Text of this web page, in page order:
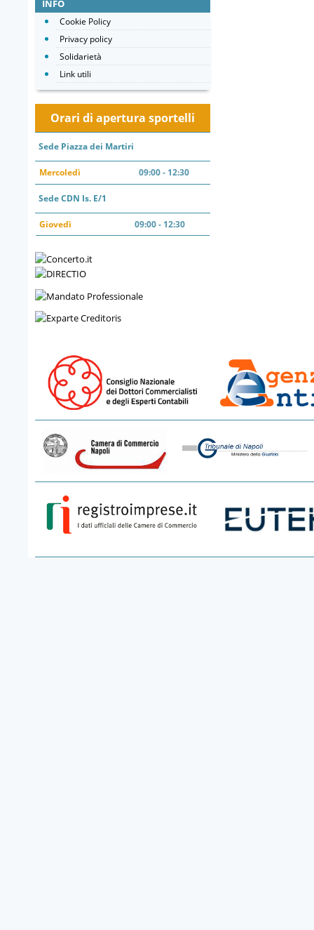
INFO
Cookie Policy
Privacy policy
Solidarietà
Link utili
Orari di apertura sportelli
Sede Piazza dei Martiri
Mercoledì 09:00 - 12:30
Sede CDN Is. E/1
Giovedì 09:00 - 12:30